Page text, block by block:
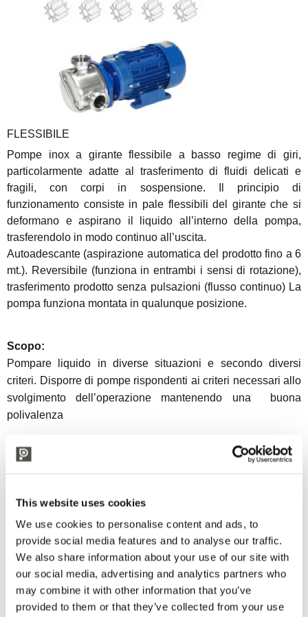
This website uses cookies
We use cookies to personalise content and ads, to
provide social media features and to analyse our traffic.
We also share information about your use of our site with
our social media, advertising and analytics partners who
may combine it with other information that you’ve
provided to them or that they’ve collected from your use
FLESSIBILE
Pompe inox a girante flessibile a basso regime di giri,
particolarmente adatte al trasferimento di fluidi delicati e
fragili, con corpi in sospensione. Il principio di
funzionamento consiste in pale flessibili del girante che si
deformano e aspirano il liquido all’interno della pompa,
trasferendolo in modo continuo all’uscita.
Autoadescante (aspirazione automatica del prodotto fino a 6
mt.). Reversibile (funziona in entrambi i sensi di rotazione),
trasferimento prodotto senza pulsazioni (flusso continuo) La
pompa funziona montata in qualunque posizione.
Scopo:
Pompare liquido in diverse situazioni e secondo diversi
criteri. Disporre di pompe rispondenti ai criteri necessari allo
svolgimento dell’operazione mantenendo una buona
polivalenza
LT / H
EP MINI ¾
0.56
1400